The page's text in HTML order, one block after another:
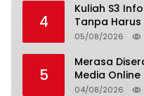
4
Kuliah S3
Tanpa Harus
05/08/2026
5
Merasa
Media Online
04/08/2026